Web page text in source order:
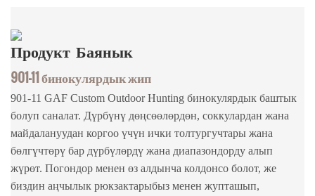
Продукт Баянык
901-11 бинокулярдык жип
901-11 GAF Custom Outdoor Hunting бинокулярдык баштык
болуп саналат. Дүрбүнү дөңсөөлөрдөн, соккулардан жана
майдалануудан коргоо үчүн ички толтургучтары жана
бөлгүчтөрү бар дүрбүлөрдү жана диапазондорду алып
жүрөт. Погондор менен өз алдынча колдонсо болот, же
биздин аңчылык рюкзактарыбыз менен жупташып,